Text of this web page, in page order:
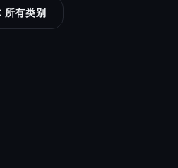
所有类别